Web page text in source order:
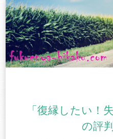
「復縁したい！
の評